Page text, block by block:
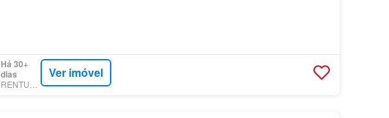
Há 30+
dias
Ver imóvel